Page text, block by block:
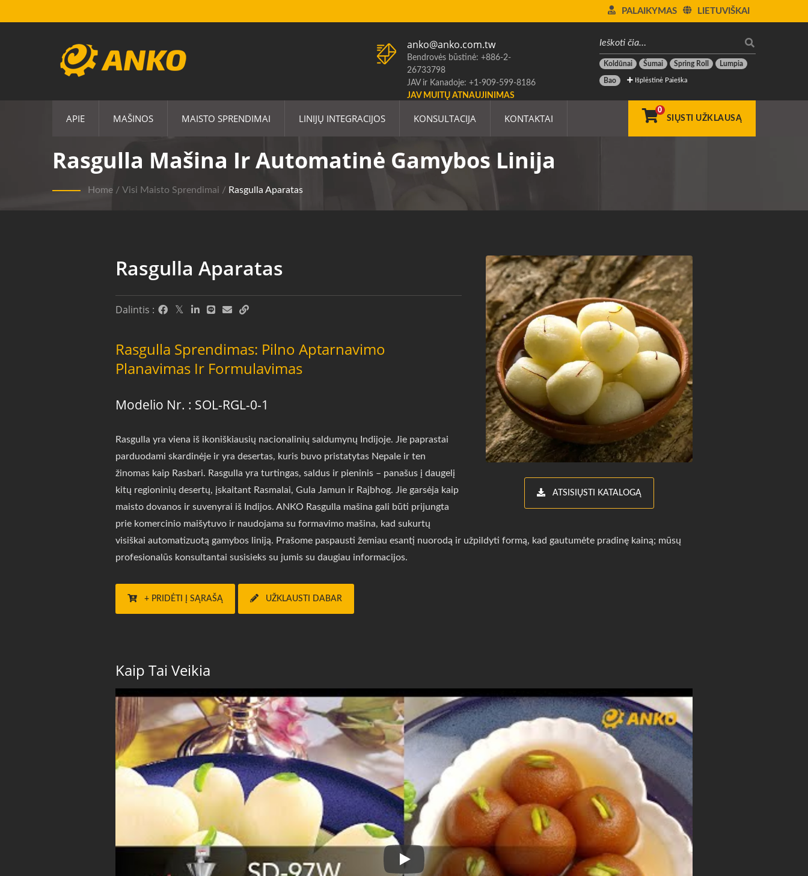
LIETUVIŠKAI
PALAIKYMAS
Koldūnai Šumai Spring Roll Lumpia
Bao Išplėstinė Paieška
anko@anko.com.tw
Bendrovės būstinė: +886-2-
26733798
JAV ir Kanadoje: +1-909-599-8186
JAV MUITŲ ATNAUJINIMAS
APIE MAŠINOS MAISTO SPRENDIMAI LINIJŲ INTEGRACIJOS KONSULTACIJA KONTAKTAI
0
SIŲSTI UŽKLAUSĄ
Rasgulla Mašina Ir Automatinė Gamybos Linija
Home / Visi Maisto Sprendimai / Rasgulla Aparatas
ATSISIŲSTI KATALOGĄ
Rasgulla Aparatas
Dalintis :
Rasgulla Sprendimas: Pilno Aptarnavimo
Planavimas Ir Formulavimas
Modelio Nr. : SOL-RGL-0-1
Rasgulla yra viena iš ikoniškiausių nacionalinių saldumynų Indijoje. Jie paprastai
parduodami skardinėje ir yra desertas, kuris buvo pristatytas Nepale ir ten
žinomas kaip Rasbari. Rasgulla yra turtingas, saldus ir pieninis – panašus į daugelį
kitų regioninių desertų, įskaitant Rasmalai, Gula Jamun ir Rajbhog. Jie garsėja kaip
maisto dovanos ir suvenyrai iš Indijos. ANKO Rasgulla mašina gali būti prijungta
prie komercinio maišytuvo ir naudojama su formavimo mašina, kad sukurtų
visiškai automatizuotą gamybos liniją. Prašome paspausti žemiau esantį nuorodą ir užpildyti formą, kad gautumėte pradinę kainą; mūsų
profesionalūs konsultantai susisieks su jumis su daugiau informacijos.
+ PRIDĖTI Į SĄRAŠĄ UŽKLAUSTI DABAR
Kaip Tai Veikia
Rasgulla aparatas